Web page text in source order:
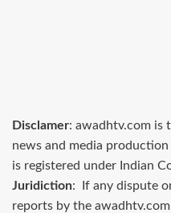
Disclamer: awadhtv.com is
news and media
is registered under Indian
Juridiction: If any dispute
reports by the